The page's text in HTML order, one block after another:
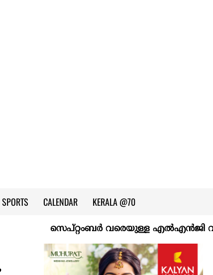
SPORTS CALENDAR KERALA @70
സെപ്റ്റംബർ വരെയുള്ള എൽഎൻജി വിതരണം